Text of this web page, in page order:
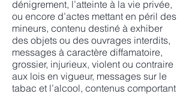
dénigrement, l’atteinte à la vie privée,
ou encore d’actes mettant en péril des
mineurs, contenu destiné à exhiber
des objets ou des ouvrages interdits,
messages à caractère diffamatoire,
grossier, injurieux, violent ou contraire
aux lois en vigueur, messages sur le
tabac et l’alcool, contenus comportant